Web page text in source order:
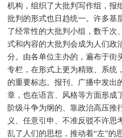
机构，组织了大批判写作组，报
批判的形式也日趋统一。许多基
了经常性的大批判小组，数千次
式和内容的大批判会成为人们政
分。由各单位主办的，遍布于街
专栏，在形式上更为精致、系统
的重要标志。报刊、广播中发出
章，也在语言、风格等方面形成
阶级斗争为纲的、靠政治高压推
义、任意引申、不准反驳不许思
乱了人们的思想，推动着“左”的